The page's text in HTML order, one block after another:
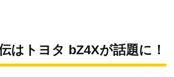
はトヨタ bZ4Xが話題に！